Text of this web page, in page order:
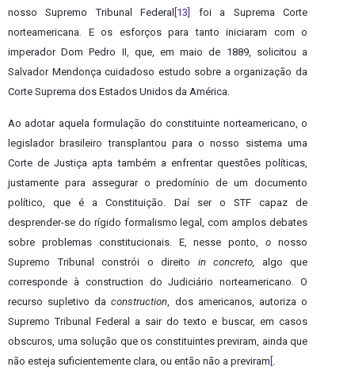
nosso Supremo Tribunal Federal [13]
foi a Suprema Corte
norteamericana. E os esforços para tanto iniciaram com o
imperador Dom Pedro II, que, em maio de 1889, solicitou a
Salvador Mendonça cuidadoso estudo sobre a organização da
Corte Suprema dos Estados Unidos da América.
Ao adotar aquela formulação do constituinte norteamericano, o
legislador brasileiro transplantou para o nosso sistema uma
Corte de Justiça apta também a enfrentar questões políticas,
justamente para assegurar o predomínio de um documento
político, que é a Constituição. Daí ser o STF capaz de
desprender-se do rígido formalismo legal, com amplos debates
sobre problemas constitucionais. E, nesse ponto,onosso
Supremo Tribunal constrói o direito in concreto, algo que
corresponde à construction do Judiciário norteamericano
O
recurso supletivo daconstruction , dos americanos, autoriza o
Supremo Tribunal Federal a sair do texto e buscar, em casos
obscuros, uma solução que os constituintes previram, ainda que
não esteja suficientemente clara, ou então não a previram [.